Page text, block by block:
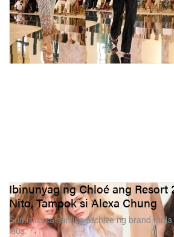
Ibinunyag ng Chloé ang Resort
Nito, Tampok si Alexa Chung
Sumisilip sa sariling archive ng brand
‘90s.